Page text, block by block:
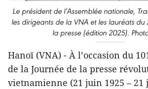
Le président de l’Assemblée nationale,
les dirigeants de la VNA et les lauréats du
la presse (édition 2025).
Hanoï (VNA) - À l’occasion du
de la Journée de la presse
vietnamienne (21 juin 1925 – 21